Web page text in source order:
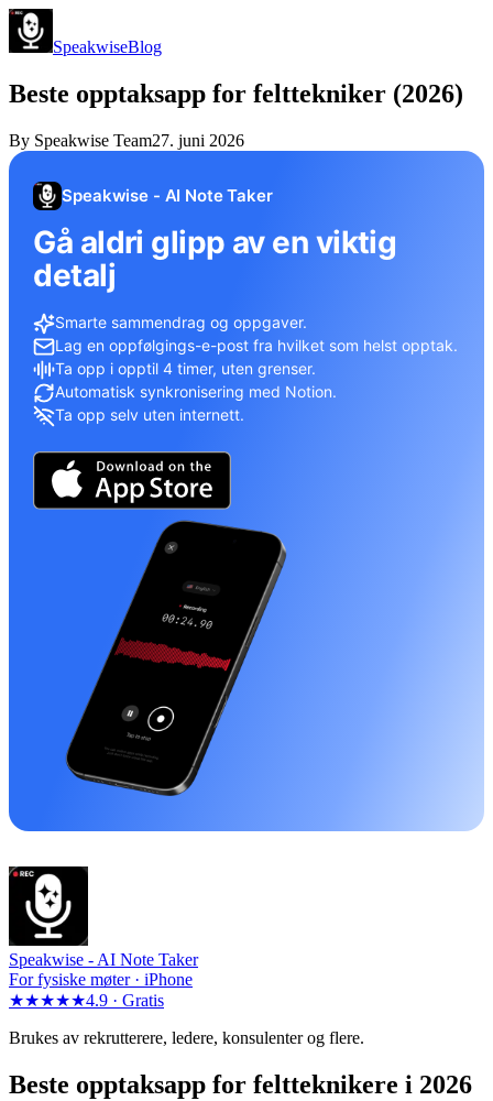
SpeakwiseBlog
Beste opptaksapp for felttekniker (2026)
By Speakwise Team27. juni 2026
Speakwise - AI Note Taker
Gå aldri glipp av en viktig
detalj
Smarte sammendrag og oppgaver.
Lag en oppfølgings-e-post fra hvilket som helst opptak.
Ta opp i opptil 4 timer, uten grenser.
Automatisk synkronisering med Notion.
Ta opp selv uten internett.
Speakwise - AI Note Taker
For fysiske møter · iPhone
★★★★★4.9 · Gratis
Brukes av rekrutterere, ledere, konsulenter og flere.
Beste opptaksapp for feltteknikere i 2026